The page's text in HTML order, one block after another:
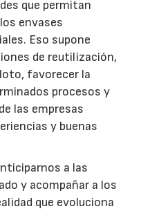
que permitan
envases
Eso supone
de reutilización,
favorecer la
procesos y
las empresas
y buenas
a las
y acompañar a los
que evoluciona